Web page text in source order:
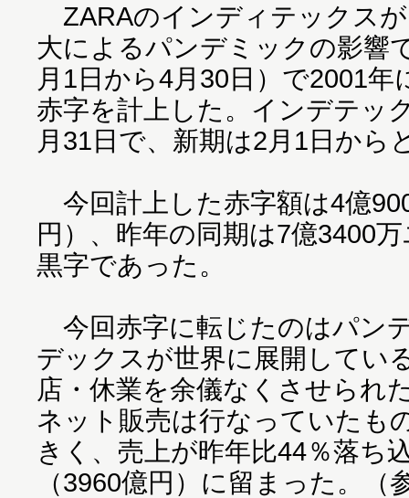
ZARAのインディテックス
大によるパンデミックの影響
月1日から4月30日）で2001
赤字を計上した。インデテッ
月31日で、新期は2月1日から
今回計上した赤字額は4億
円）、昨年の同期は7億3400
黒字であった。
今回赤字に転じたのはパン
デックスが世界に展開してい
店・休業を余儀なくさせられ
ネット販売は行なっていたも
きく、売上が昨年比44％落ち
（3960億円）に留まった。（